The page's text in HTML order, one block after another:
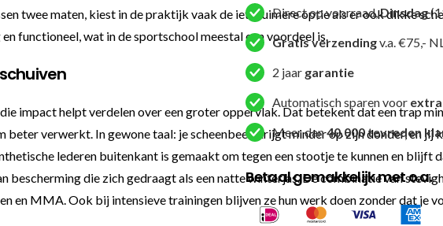
Direct op voorraad,Dinsdag
Gratis verzendingv.a. €75,-
2 jaar garantie
Automatisch sparen voor
Meer dan40.000 tevreden
Betaal gemakkelijk met o.a.
twee maten, kiest in de praktijk vaak de iets ruimere optie als er ook dikke
functioneel, wat in de sportschool meestal een voordeel is.
impact helpt verdelen over een groter oppervlak. Dat betekent dat een trap
beter verwerkt. In gewone taal: je scheenbeen krijgt minder op zijn donder, en
lederen buitenkant is gemaakt om tegen een stootje te kunnen en blijft
bescherming die zich gedraagt als een natte winterjas. De combinatie van
en MMA. Ook bij intensieve trainingen blijven ze hun werk doen zonder dat je